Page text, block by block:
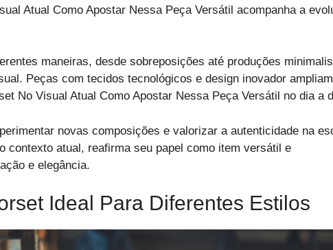
Atual Como Apostar Nessa Peça Versátil acompanha a
maneiras, desde sobreposições até produções
Peças com tecidos tecnológicos e design inovador ampliam
No Visual Atual Como Apostar Nessa Peça Versátil no dia a
novas composições e valorizar a autenticidade na
contexto atual, reafirma seu papel como item versátil e
e elegância.
Ideal Para Diferentes Estilos